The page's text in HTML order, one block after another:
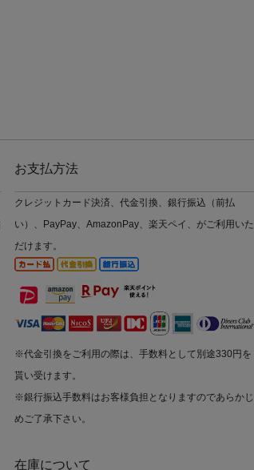
お支払方法
クレジットカード決済、代金引換、銀行振込（前払
い）、PayPay、AmazonPay、楽天ペイ、がご利用いた
だけます。
※代金引換をご利用の際は、手数料として別途330円を
貰い受けます。
※銀行振込手数料はお客様負担となりますのであらかじ
めご了承下さい。
在庫について